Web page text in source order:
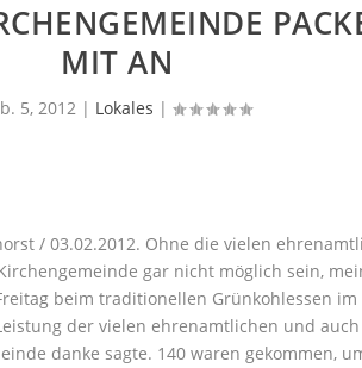
MIT AN
5, 2012 | Lokales |
/ 03.02.2012. Ohne die vielen
gar nicht möglich sein,
beim traditionellen Grünkohlessen
der vielen ehrenamtlichen und
danke sagte. 140 waren gekommen,